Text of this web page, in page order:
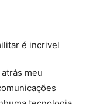
é incrivel
meu